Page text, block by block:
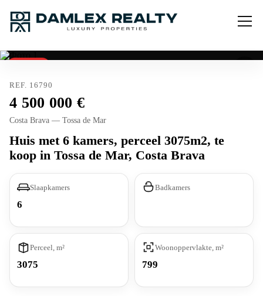
REF. 16790
4 500 000
Costa Brava — Tossa de Mar
Huis met 6 kamers, perceel 3075m2, te
koop in Tossa de Mar, Costa Brava
Slaapkamers
6
Badkamers
Perceel, m²
3075
Woonoppervlakte, m²
799